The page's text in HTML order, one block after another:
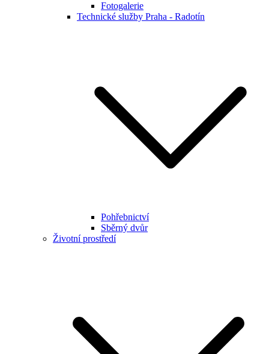
Fotogalerie
Technické služby Praha - Radotín
Pohřebnictví
Sběrný dvůr
Životní prostředí